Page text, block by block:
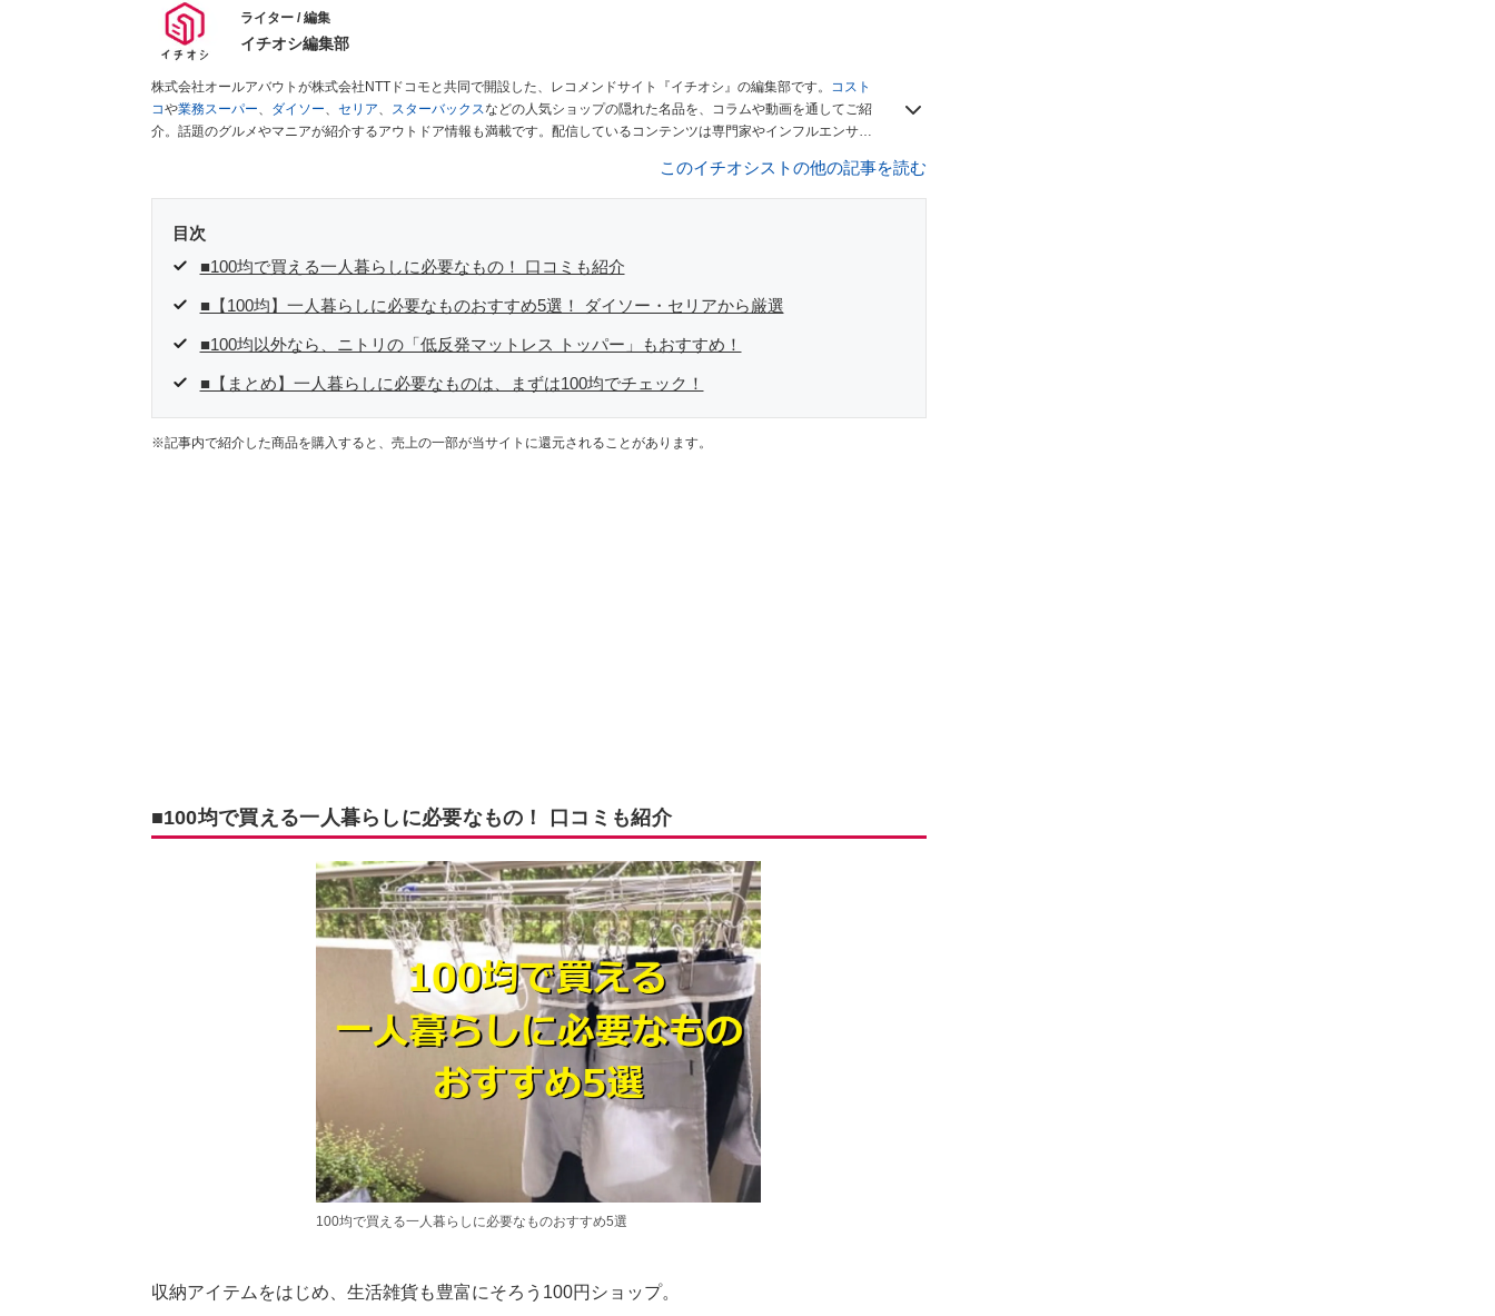
ライター / 編集
イチオシ編集部
株式会社オールアバウトが株式会社NTTドコモと共同で開設した、レコメンドサイト『イチオシ』の編集部です。
コスト
コや業務スーパー、 ダイソー、 セリア、 スターバックスなどの人気ショップの隠れた名品を、コラムや動画を通してご紹
介。話題のグルメやマニアが紹介するアウトドア情報も満載です。配信しているコンテンツは専門家やインフルエンサー
このイチオシストの他の記事を読む
目次
■100均で買える一人暮らしに必要なもの！ 口コミも紹介
■【100均】一人暮らしに必要なものおすすめ5選！ ダイソー・セリアから厳選
■100均以外なら、ニトリの「低反発マットレス トッパー」もおすすめ！
■【まとめ】一人暮らしに必要なものは、まずは100均でチェック！
※記事内で紹介した商品を購入すると、売上の一部が当サイトに還元されることがあります。
■100均で買える一人暮らしに必要なもの！ 口コミも紹介
100均で買える一人暮らしに必要なものおすすめ5選
収納アイテムをはじめ、生活雑貨も豊富にそろう100円ショップ。